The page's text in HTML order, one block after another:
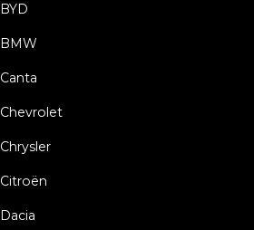
BYD
BMW
Canta
Chevrolet
Chrysler
Citroën
Dacia